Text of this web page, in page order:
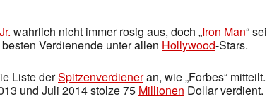
wahrlich nicht immer rosig aus, doch „Iron Man“ sei
Verdienende unter allen Hollywood-Stars.
Liste derSpitzenverdieneran, wie „Forbes“ mitteilt.
und Juli 2014 stolze 75 Millionen Dollar verdient.